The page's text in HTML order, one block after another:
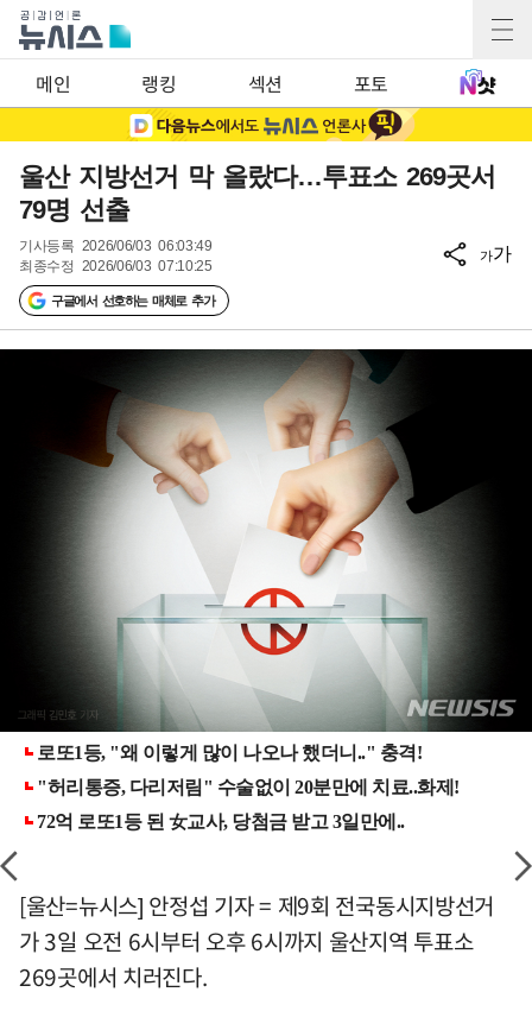
메인 랭킹 섹션 포토
울산 지방선거 막 올랐다…투표소 269곳서
79명 선출
기사등록 2026/06/03 06:03:49
최종수정 2026/06/03 07:10:25
구글에서 선호하는 매체로 추가
가가
[울산=뉴시스] 안정섭 기자 = 제9회 전국동시지방선거
가 3일 오전 6시부터 오후 6시까지 울산지역 투표소
269곳에서 치러진다.